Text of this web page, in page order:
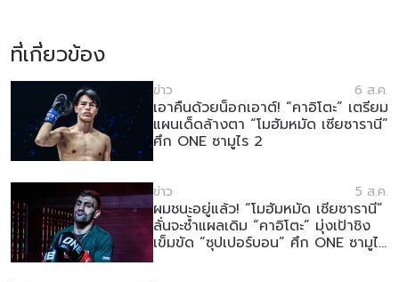
ที่เกี่ยวข้อง
ข่าว 6 ส.ค.
เอาคืนด้วยน็อกเอาต์! “คาอิโตะ” เตรียม
แผนเด็ดล้างตา “โมฮัมหมัด เซียซารานี”
ศึก ONE ซามูไร 2
ข่าว 5 ส.ค.
ผมชนะอยู่แล้ว! “โมฮัมหมัด เซียซารานี”
ลั่นจะซ้ำแผลเดิม “คาอิโตะ” มุ่งเป้าชิง
เข็มขัด “ซุปเปอร์บอน” ศึก ONE ซามูไร